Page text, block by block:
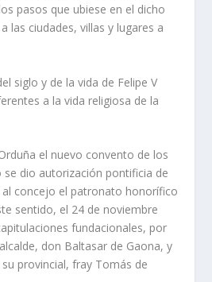
pasos que ubiese en el dicho
las ciudades, villas y lugares a
siglo y de la vida de Felipe V
a la vida religiosa de la
el nuevo convento de los
se dio autorización pontificia de
al concejo el patronato honorí­fico
sentido, el 24 de noviembre
fundacionales, por
don Baltasar de Gaona, y
provincial, fray Tomás de